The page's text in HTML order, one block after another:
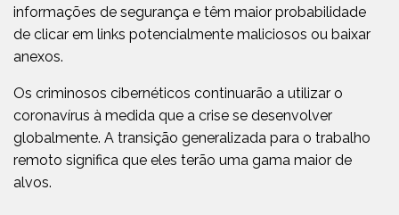
informações de segurança e têm maior probabilidade
de clicar em links potencialmente maliciosos ou baixar
anexos.
Os criminosos cibernéticos continuarão a utilizar o
coronavírus à medida que a crise se desenvolver
globalmente. A transição generalizada para o trabalho
remoto significa que eles terão uma gama maior de
alvos.